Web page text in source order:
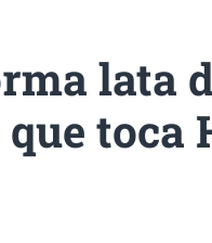
lata
toca